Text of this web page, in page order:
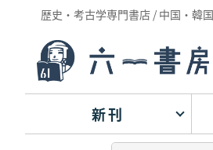
歴史・考古学専門書店 / 中国・韓
新刊